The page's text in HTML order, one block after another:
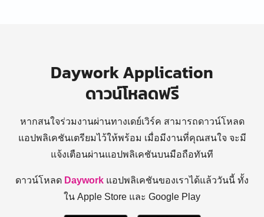
Daywork Application
ดาวน์โหลดฟรี
หากสนใจร่วมงานผ่านทางเดย์เวิร์ค สามารถดาวน์โหลด
แอปพลิเคชันเตรียมไว้ให้พร้อม เมื่อมีงานที่คุณสนใจ จะมี
แจ้งเตือนผ่านแอปพลิเคชันบนมือถือทันที
ดาวน์โหลด Daywork แอปพลิเคชันของเราได้แล้ววันนี้ ทั้ง
ใน Apple Store และ Google Play